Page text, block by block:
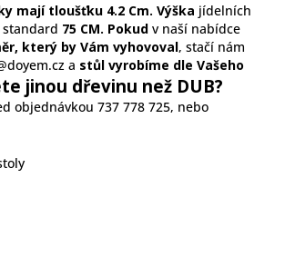
mají tloušťku 4.2 Cm. Výška jídelních
standard 75 CM. Pokud v naší nabídce
který by Vám vyhovoval, stačí nám
a stůl vyrobíme dle Vašeho
jinou dřevinu než DUB?
objednávkou 737 778 725, nebo